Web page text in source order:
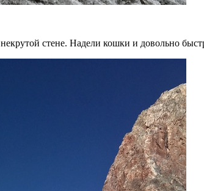
стене. Надели кошки и довольно